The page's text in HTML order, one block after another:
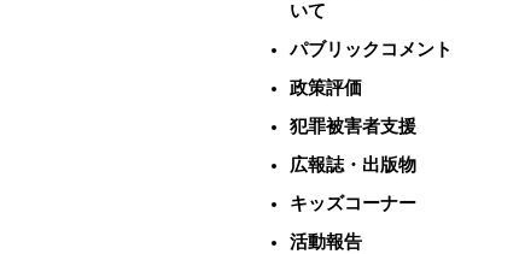
いて
パブリックコメント
政策評価
犯罪被害者支援
広報誌・出版物
キッズコーナー
活動報告